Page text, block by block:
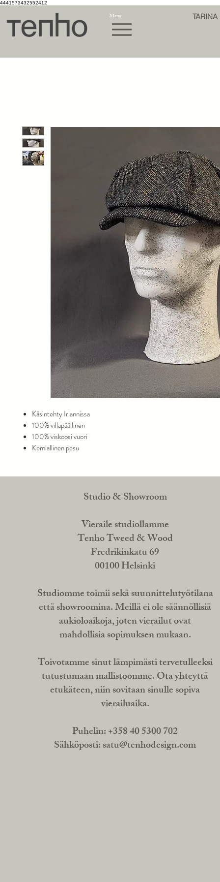
4441573432552412
Menu TARINA
Käsintehty Irlannissa
100% villapäällinen
100% viskoosi vuori
Kemiallinen pesu
Studio & Showroom
Vieraile studiollamme
Tenho Tweed & Wood
Fredrikinkatu 69
00100 Helsinki
Studiomme toimii sekä suunnittelutyötilana
että showroomina. Meillä ei ole säännöllisiä
aukioloaikoja, joten vierailut ovat
mahdollisia sopimuksen mukaan.
Toivotamme sinut lämpimästi tervetulleeksi
tutustumaan mallistoomme. Ota yhteyttä
etukäteen, niin sovitaan sinulle sopiva
vierailuaika.
Puhelin: +358 40 5300 702
Sähköposti:satu@tenhodesign.com